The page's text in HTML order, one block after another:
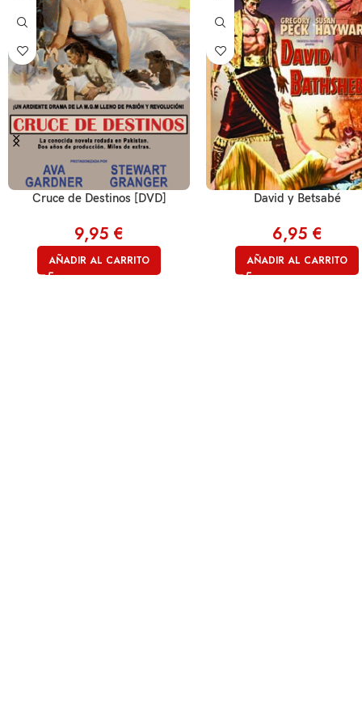
Cruce de Destinos [DVD]
9,95 €
AÑADIR AL CARRITO
David y Betsabé
6,95 €
AÑADIR AL CARRITO